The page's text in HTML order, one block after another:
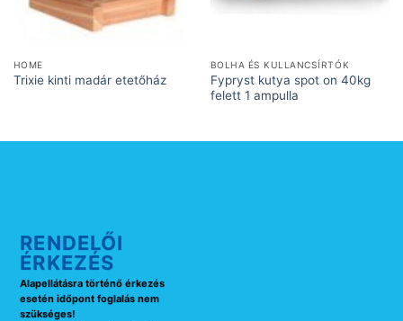
HOME
Trixie kinti madár etetőház
BOLHA ÉS KULLANCSÍRTÓK
Fypryst kutya spot on 40kg
felett 1 ampulla
RENDELŐI
ÉRKEZÉS
Alapellátásra történő érkezés
esetén időpont foglalás nem
szükséges!